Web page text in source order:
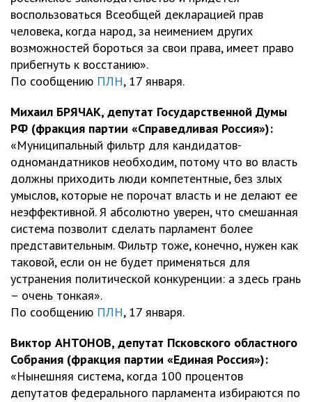
воспользоваться Всеобщей декларацией прав
человека, когда народ, за неимением других
возможностей бороться за свои права, имеет право
прибегнуть к восстанию».
По сообщению ПЛН, 17 января.
Михаил БРЯЧАК, депутат Государственной Думы
РФ (фракция партии «Справедливая Россия»):
«Муниципальный фильтр для кандидатов-
одномандатников необходим, потому что во власть
должны приходить люди компетентные, без злых
умыслов, которые не порочат власть и не делают ее
неэффективной. Я абсолютно уверен, что смешанная
система позволит сделать парламент более
представительным. Фильтр тоже, конечно, нужен как
таковой, если он не будет применяться для
устранения политической конкуренции: а здесь грань
– очень тонкая».
По сообщению ПЛН, 17 января.
Виктор АНТОНОВ, депутат Псковского областного
Собрания (фракция партии «Единая Россия»):
«Нынешняя система, когда 100 процентов
депутатов федерального парламента избираются по